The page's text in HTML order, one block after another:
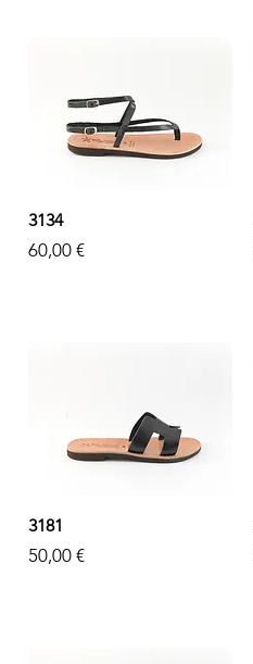
3134
Prezzo
60,00 €
3181
Prezzo
50,00 €